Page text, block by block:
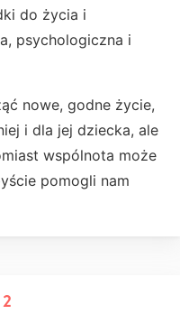
do życia i
psychologiczna i
nowe, godne życie,
i dla jej dziecka, ale
wspólnota może
pomogli nam
2